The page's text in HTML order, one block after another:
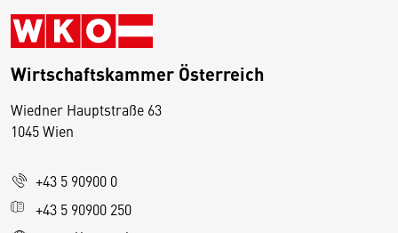
Wirtschaftskammer Österreich
Wiedner Hauptstraße 63
1045 Wien
+43 5 90900 0
+43 5 90900 250
D
s
e